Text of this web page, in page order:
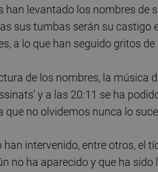
han levantado los nombres de
sus tumbas serán su castigo
a lo que han seguido gritos
de los nombres, la música
y a las 20:11 se ha
que no olvidemos nunca lo
han intervenido, entre otros, el
no ha aparecido y que ha